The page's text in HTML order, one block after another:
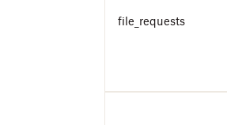
file_requests